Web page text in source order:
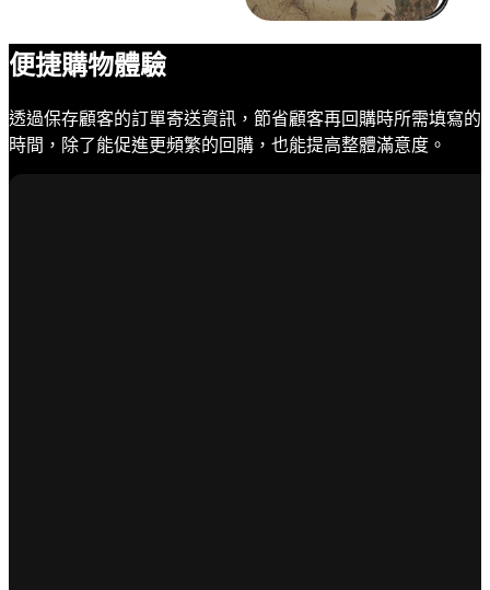
便捷購物體驗
透過保存顧客的訂單寄送資訊，節省顧客再回購時所需填寫的
時間，除了能促進更頻繁的回購，也能提高整體滿意度。